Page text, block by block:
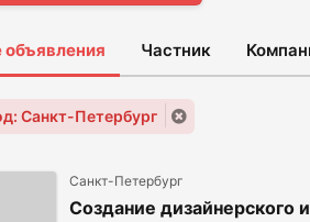
объявления Частник
Санкт-Петербург
Санкт-Петербург
Создание дизайнерского